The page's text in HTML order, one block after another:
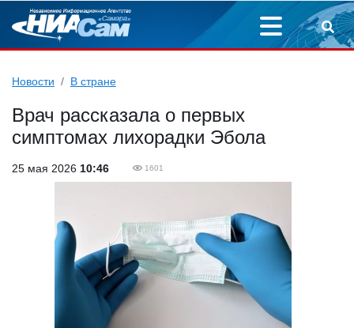
Новости В стране
Врач рассказала о первых
симптомах лихорадки Эбола
25 мая 2026 10:46 1601